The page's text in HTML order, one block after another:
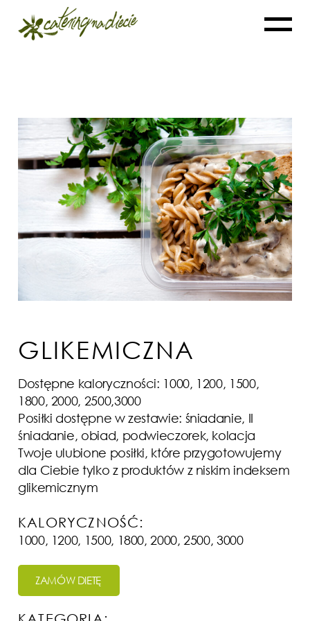
GLIKEMICZNA
Dostępne kaloryczności: 1000, 1200, 1500,
1800, 2000, 2500,3000
Posiłki dostępne w zestawie: śniadanie, II
śniadanie, obiad, podwieczorek, kolacja
Twoje ulubione posiłki, które przygotowujemy
dla Ciebie tylko z produktów z niskim indeksem
glikemicznym
KALORYCZNOŚĆ:
1000, 1200, 1500, 1800, 2000, 2500, 3000
ZAMÓW DIETĘ